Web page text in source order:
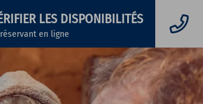
LES DISPONIBILITÉS
en ligne